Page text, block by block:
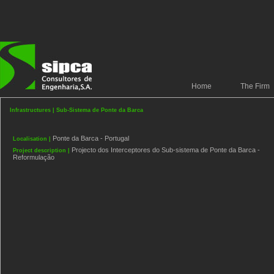
Home The Firm
Infrastructures | Sub-Sistema de Ponte da Barca
Localisation | Ponte da Barca - Portugal
Project description | Projecto dos Interceptores do Sub-sistema de Ponte da Barca -
Reformulação